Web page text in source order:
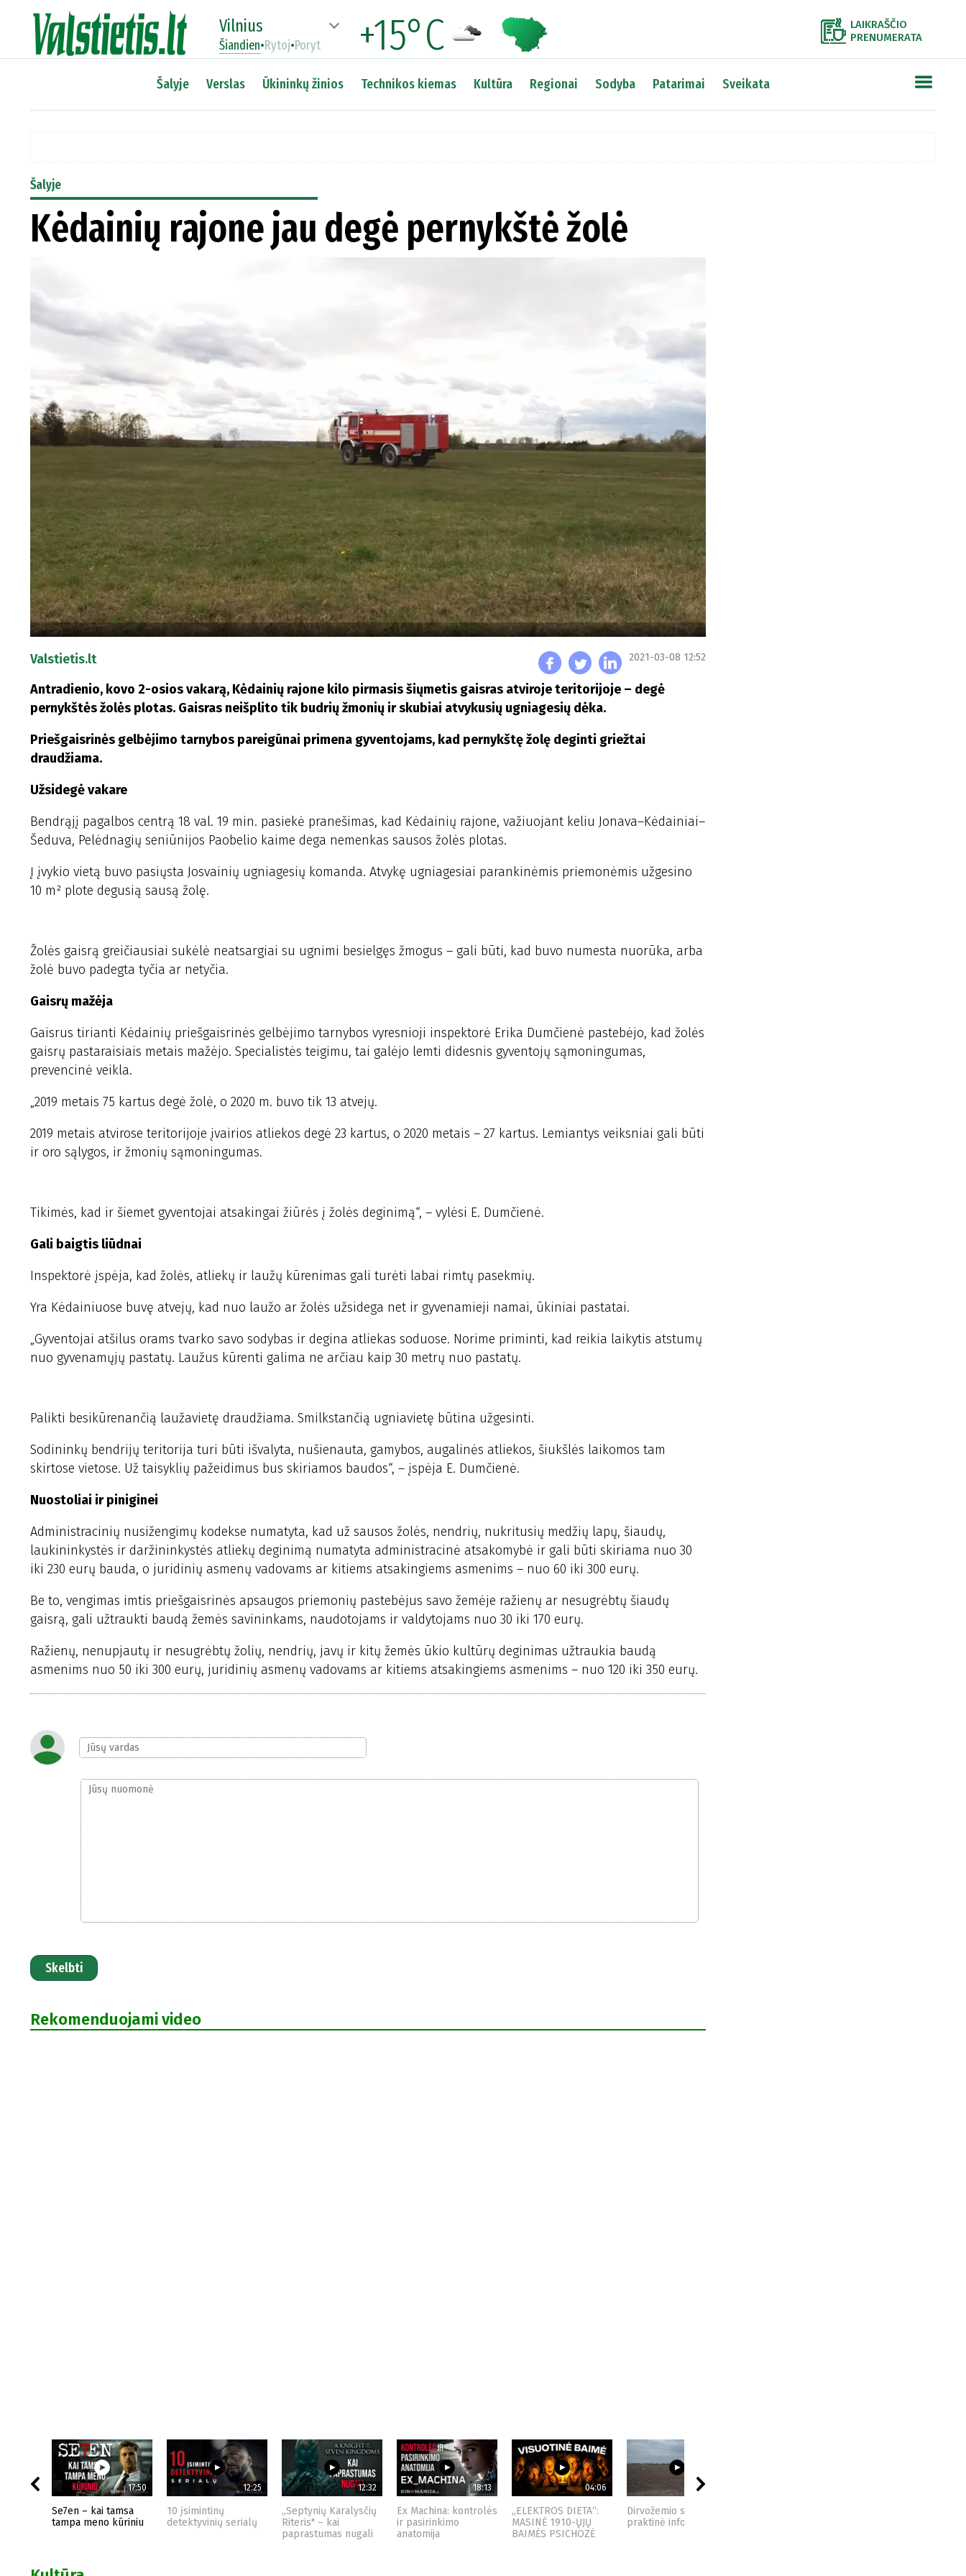
Vilnius +15°C
Šiandien•Rytoj•Poryt
LAIKRAŠČIO
PRENUMERATA
Šalyje Verslas Ūkininkų žinios Technikos kiemas Kultūra Regionai Sodyba Patarimai Sveikata
Šalyje
Kėdainių rajone jau degė pernykštė žolė
Valstietis.lt 2021-03-08 12:52
Antradienio, kovo 2-osios vakarą, Kėdainių rajone kilo pirmasis šiųmetis gaisras atviroje teritorijoje – degė
pernykštės žolės plotas. Gaisras neišplito tik budrių žmonių ir skubiai atvykusių ugniagesių dėka.
Priešgaisrinės gelbėjimo tarnybos pareigūnai primena gyventojams, kad pernykštę žolę deginti griežtai
draudžiama.
Užsidegė vakare
Bendrąjį pagalbos centrą 18 val. 19 min. pasiekė pranešimas, kad Kėdainių rajone, važiuojant keliu Jonava–Kėdainiai–
Šeduva, Pelėdnagių seniūnijos Paobelio kaime dega nemenkas sausos žolės plotas.
Į įvykio vietą buvo pasiųsta Josvainių ugniagesių komanda. Atvykę ugniagesiai parankinėmis priemonėmis užgesino
10 m² plote degusią sausą žolę.
Žolės gaisrą greičiausiai sukėlė neatsargiai su ugnimi besielgęs žmogus – gali būti, kad buvo numesta nuorūka, arba
žolė buvo padegta tyčia ar netyčia.
Gaisrų mažėja
Gaisrus tirianti Kėdainių priešgaisrinės gelbėjimo tarnybos vyresnioji inspektorė Erika Dumčienė pastebėjo, kad žolės
gaisrų pastaraisiais metais mažėjo. Specialistės teigimu, tai galėjo lemti didesnis gyventojų sąmoningumas,
prevencinė veikla.
„2019 metais 75 kartus degė žolė, o 2020 m. buvo tik 13 atvejų.
2019 metais atvirose teritorijoje įvairios atliekos degė 23 kartus, o 2020 metais – 27 kartus. Lemiantys veiksniai gali būti
ir oro sąlygos, ir žmonių sąmoningumas.
Tikimės, kad ir šiemet gyventojai atsakingai žiūrės į žolės deginimą“, – vylėsi E. Dumčienė.
Gali baigtis liūdnai
Inspektorė įspėja, kad žolės, atliekų ir laužų kūrenimas gali turėti labai rimtų pasekmių.
Yra Kėdainiuose buvę atvejų, kad nuo laužo ar žolės užsidega net ir gyvenamieji namai, ūkiniai pastatai.
„Gyventojai atšilus orams tvarko savo sodybas ir degina atliekas soduose. Norime priminti, kad reikia laikytis atstumų
nuo gyvenamųjų pastatų. Laužus kūrenti galima ne arčiau kaip 30 metrų nuo pastatų.
Palikti besikūrenančią laužavietę draudžiama. Smilkstančią ugniavietę būtina užgesinti.
Sodininkų bendrijų teritorija turi būti išvalyta, nušienauta, gamybos, augalinės atliekos, šiukšlės laikomos tam
skirtose vietose. Už taisyklių pažeidimus bus skiriamos baudos“, – įspėja E. Dumčienė.
Nuostoliai ir piniginei
Administracinių nusižengimų kodekse numatyta, kad už sausos žolės, nendrių, nukritusių medžių lapų, šiaudų,
laukininkystės ir daržininkystės atliekų deginimą numatyta administracinė atsakomybė ir gali būti skiriama nuo 30
iki 230 eurų bauda, o juridinių asmenų vadovams ar kitiems atsakingiems asmenims – nuo 60 iki 300 eurų.
Be to, vengimas imtis priešgaisrinės apsaugos priemonių pastebėjus savo žemėje ražienų ar nesugrėbtų šiaudų
gaisrą, gali užtraukti baudą žemės savininkams, naudotojams ir valdytojams nuo 30 iki 170 eurų.
Ražienų, nenupjautų ir nesugrėbtų žolių, nendrių, javų ir kitų žemės ūkio kultūrų deginimas užtraukia baudą
asmenims nuo 50 iki 300 eurų, juridinių asmenų vadovams ar kitiems atsakingiems asmenims – nuo 120 iki 350 eurų.
Skelbti
Rekomenduojami video
17:50
Se7en – kai tamsa
tampa meno kūriniu
12:25
10 įsimintinų
detektyvinių serialų
12:32
„Septynių Karalysčių
Riteris" – kai
paprastumas nugali
18:13
Ex Machina: kontrolės
ir pasirinkimo
anatomija
04:06
„ELEKTROS DIETA“:
MASINĖ 1910-ŲJŲ
BAIMĖS PSICHOZĖ
03:23
Dirvožemio sveikata -
praktinė informacija